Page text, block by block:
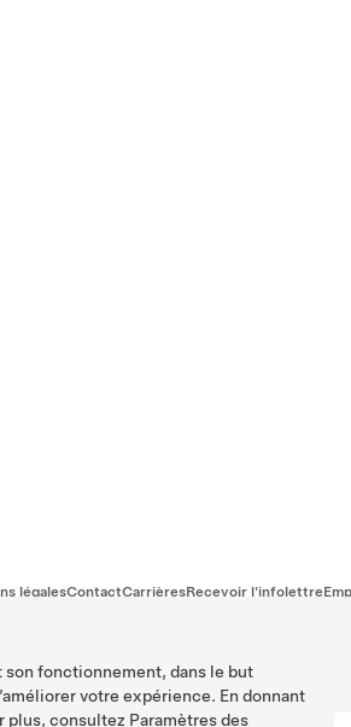
légalesContactCarrièresRecevoir l'infolettre
fonctionnement, dans le but
votre expérience. En donnant
plus, consultez Paramètres des